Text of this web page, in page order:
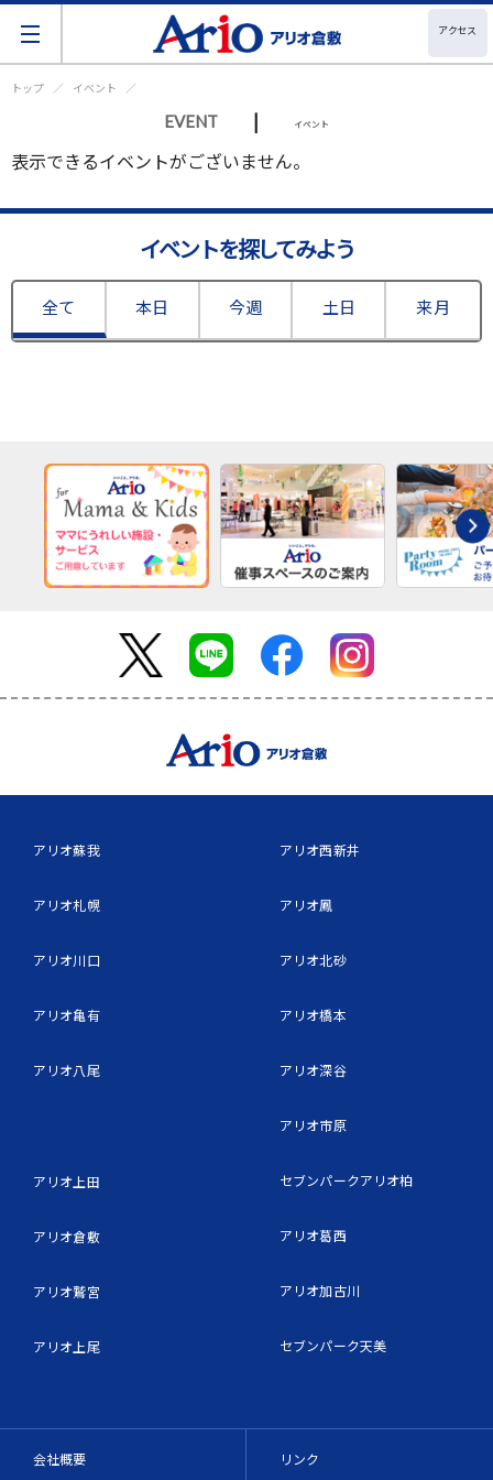
アクセス
トップ イベント
EVENT | イベント
表示できるイベントがございません。
イベントを探してみよう
全て 本日 今週 土日 来月
アリオ蘇我
アリオ札幌
アリオ川口
アリオ亀有
アリオ八尾
アリオ上田
アリオ倉敷
アリオ鷲宮
アリオ上尾
アリオ西新井
アリオ鳳
アリオ北砂
アリオ橋本
アリオ深谷
アリオ市原
セブンパークアリオ柏
アリオ葛西
アリオ加古川
セブンパーク天美
会社概要 リンク